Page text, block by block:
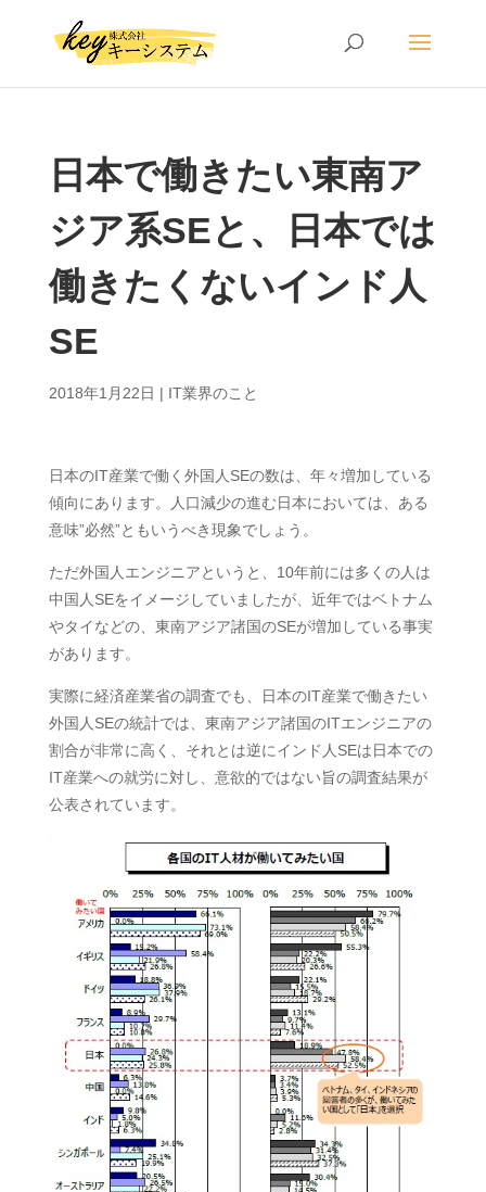
日本で働きたい東南ア
ジア系SEと、日本では
働きたくないインド人
SE
2018年1月22日 | IT業界のこと
日本のIT産業で働く外国人SEの数は、年々増加している
傾向にあります。人口減少の進む日本においては、ある
意味”必然”ともいうべき現象でしょう。
ただ外国人エンジニアというと、10年前には多くの人は
中国人SEをイメージしていましたが、近年ではベトナム
やタイなどの、東南アジア諸国のSEが増加している事実
があります。
実際に経済産業省の調査でも、日本のIT産業で働きたい
外国人SEの統計では、東南アジア諸国のITエンジニアの
割合が非常に高く、それとは逆にインド人SEは日本での
IT産業への就労に対し、意欲的ではない旨の調査結果が
公表されています。